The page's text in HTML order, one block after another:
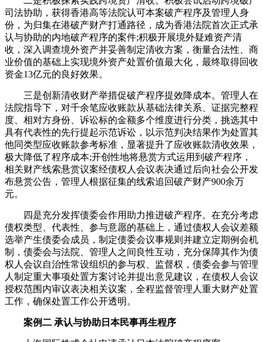
司法协助，获得香港高等法院认可本案破产程序及管理人身
份，为归集在港破产财产打通路径，成为香港法院首次正式承
认与协助的内地破产程序的案件;积极开展境外疑难资产清
收，深入调查境外资产并妥善制定清收方案，衡量合法性、商
业价值的基础上实现境外资产处置价值最大化，最终取得回收
资金13亿元的良好效果。
三是创新清收财产举措促破产程序提效降成本。管理人在
法院指导下，对千余笔应收账款从基础法律关系、证据完整程
度、相对方身份、诉讼标的金额多个维度进行分类，挑选其中
具有代表性的先行提起示范诉讼，以示范判决结果作为处置其
他同类型应收账款参考标准，显著提升了应收账款清收效果，
极大降低了程序成本;开创性地将悬赏方式运用到破产程序，
相关财产线索悬赏议案经债权人会议表决通过后向社会公开发
布悬赏公告，管理人根据征集的线索追回破产财产900余万
元。
四是充分发挥债委会作用助力推进破产程序。在充分考虑
债权类型、代表性、参与意愿的基础上，通过债权人会议差额
选举产生债委会成员，制定债委会议事规则并建立定期例会机
制，债委会与法院、管理人之间良性互动，充分保障其作为债
权人会议自治性常设组织的参与权、监督权，债委会参与管理
人制定重大事项处置方案讨论并提出意见建议，在债权人会议
授权范围内审议表决相关议案，全程监督管理人重大财产处置
工作，确保处置工作公开透明。
案例二 承认与协助日本民事再生程序